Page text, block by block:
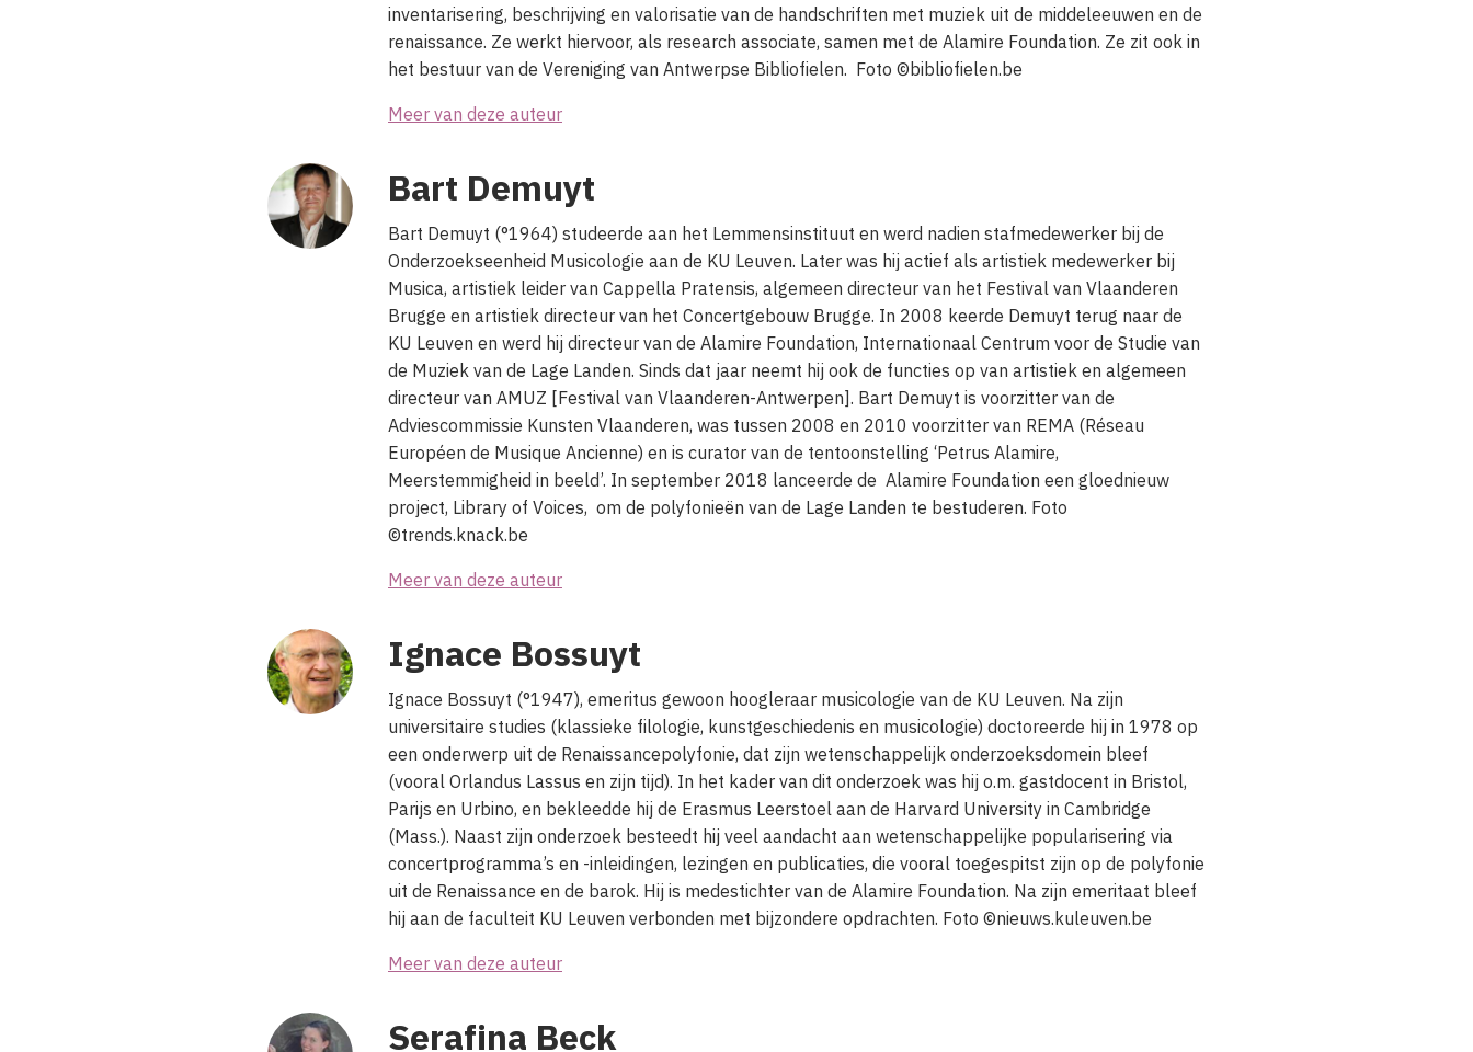
inventarisering, beschrijving en valorisatie van de handschriften met muziek uit de middeleeuwen en de
renaissance. Ze werkt hiervoor, als research associate, samen met de Alamire Foundation. Ze zit ook in
het bestuur van de Vereniging van Antwerpse Bibliofielen. Foto ©bibliofielen.be
Meer van deze auteur
Bart Demuyt
Bart Demuyt (°1964) studeerde aan het Lemmensinstituut en werd nadien stafmedewerker bij de
Onderzoekseenheid Musicologie aan de KU Leuven. Later was hij actief als artistiek medewerker bij
Musica, artistiek leider van Cappella Pratensis, algemeen directeur van het Festival van Vlaanderen
Brugge en artistiek directeur van het Concertgebouw Brugge. In 2008 keerde Demuyt terug naar de
KU Leuven en werd hij directeur van de Alamire Foundation, Internationaal Centrum voor de Studie van
de Muziek van de Lage Landen. Sinds dat jaar neemt hij ook de functies op van artistiek en algemeen
directeur van AMUZ [Festival van Vlaanderen-Antwerpen]. Bart Demuyt is voorzitter van de
Adviescommissie Kunsten Vlaanderen, was tussen 2008 en 2010 voorzitter van REMA (Réseau
Européen de Musique Ancienne) en is curator van de tentoonstelling ‘Petrus Alamire,
Meerstemmigheid in beeld’. In september 2018 lanceerde de Alamire Foundation een gloednieuw
project, Library of Voices, om de polyfonieën van de Lage Landen te bestuderen. Foto
©trends.knack.be
Meer van deze auteur
Ignace Bossuyt
Ignace Bossuyt (°1947), emeritus gewoon hoogleraar musicologie van de KU Leuven. Na zijn
universitaire studies (klassieke filologie, kunstgeschiedenis en musicologie) doctoreerde hij in 1978 op
een onderwerp uit de Renaissancepolyfonie, dat zijn wetenschappelijk onderzoeksdomein bleef
(vooral Orlandus Lassus en zijn tijd). In het kader van dit onderzoek was hij o.m. gastdocent in Bristol,
Parijs en Urbino, en bekleedde hij de Erasmus Leerstoel aan de Harvard University in Cambridge
(Mass.). Naast zijn onderzoek besteedt hij veel aandacht aan wetenschappelijke popularisering via
concertprogramma’s en -inleidingen, lezingen en publicaties, die vooral toegespitst zijn op de polyfonie
uit de Renaissance en de barok. Hij is medestichter van de Alamire Foundation. Na zijn emeritaat bleef
hij aan de faculteit KU Leuven verbonden met bijzondere opdrachten. Foto ©nieuws.kuleuven.be
Meer van deze auteur
Serafina Beck